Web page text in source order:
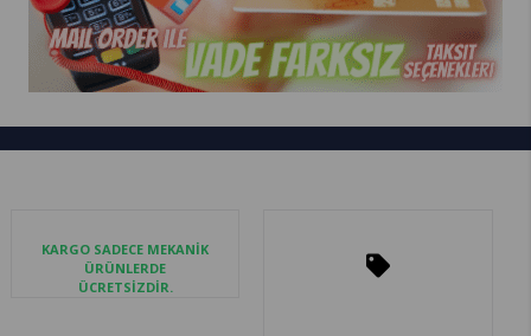
KARGO SADECE MEKANİK
ÜRÜNLERDE
ÜCRETSİZDİR.